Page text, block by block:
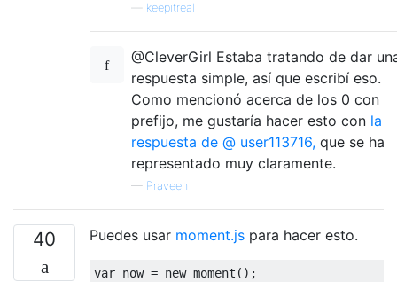
keepitreal
@CleverGirl Estaba tratando de dar
respuesta simple, así que escribí eso.
Como mencionó acerca de los 0 con
prefijo, me gustaría hacer esto con la
respuesta de @ user113716, que se ha
representado muy claramente.
— Praveen
40 Puedes usar moment.js para hacer esto.
var now = new moment ();